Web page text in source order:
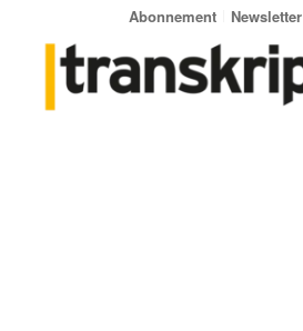
Abonnement Newsletter